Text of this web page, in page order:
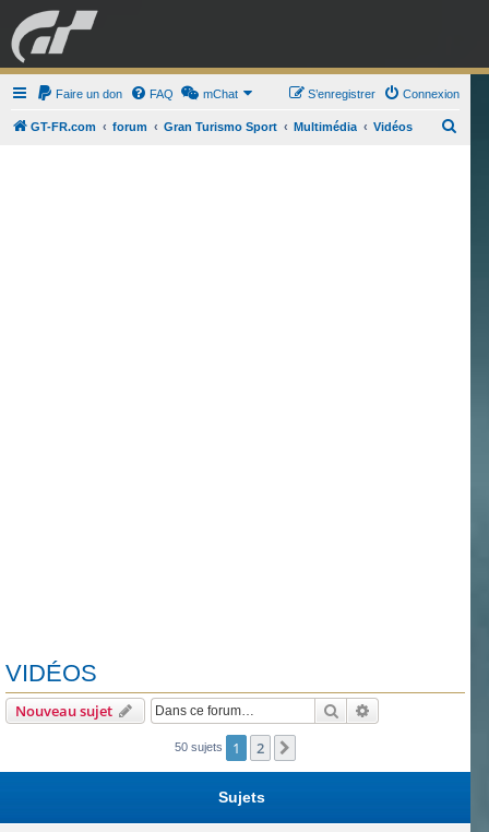
GRAN TURISMO FORUM
Faire un don FAQ mChat Connexion
S’enregistrer
GT-FR.com forum Gran Turismo Sport Multimédia Vidéos
VIDÉOS
Nouveau sujet Rechercher
50 sujets 1 2
Sujets